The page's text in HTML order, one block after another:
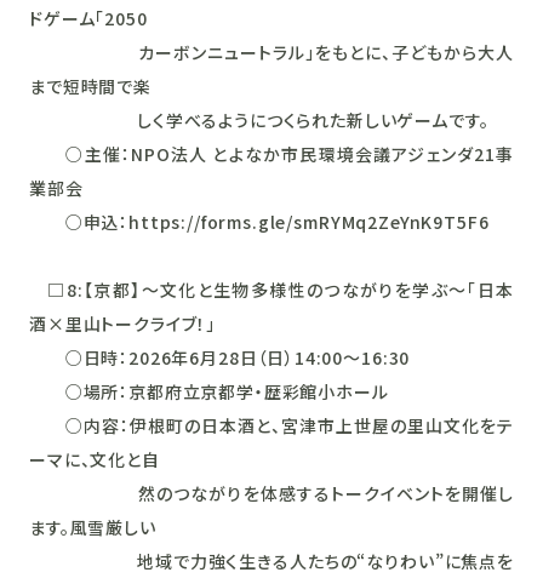
ドゲーム「2050
カーボンニュートラル」をもとに、子どもから大人
まで短時間で楽
しく学べるようにつくられた新しいゲームです。
○主催：NPO法人 とよなか市民環境会議アジェンダ21事
業部会
○申込：https://forms.gle/smRYMq2ZeYnK9T5F6
□8:【京都】～文化と生物多様性のつながりを学ぶ～「日本
酒×里山トークライブ！」
○日時：2026年6月28日（日）14:00～16:30
○場所：京都府立京都学・歴彩館小ホール
○内容：伊根町の日本酒と、宮津市上世屋の里山文化をテ
ーマに、文化と自
然のつながりを体感するトークイベントを開催し
ます。風雪厳しい
地域で力強く生きる人たちの“なりわい”に焦点を